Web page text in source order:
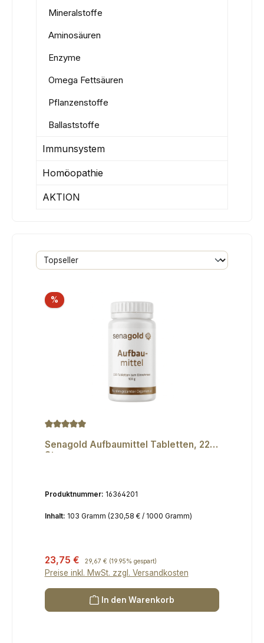
Mineralstoffe
Aminosäuren
Enzyme
Omega Fettsäuren
Pflanzenstoffe
Ballaststoffe
Immunsystem
Homöopathie
AKTION
%Rabatt
Senagold Aufbaumittel Tabletten, 220
St
Produktnummer: 16364201
Inhalt: 103 Gramm (230,58 € / 1000 Gramm)
Verkaufspreis:
23,75 € Regulärer Preis:
29,67 € (19.95% gespart)
Preise inkl. MwSt. zzgl. Versandkosten
In den Warenkorb